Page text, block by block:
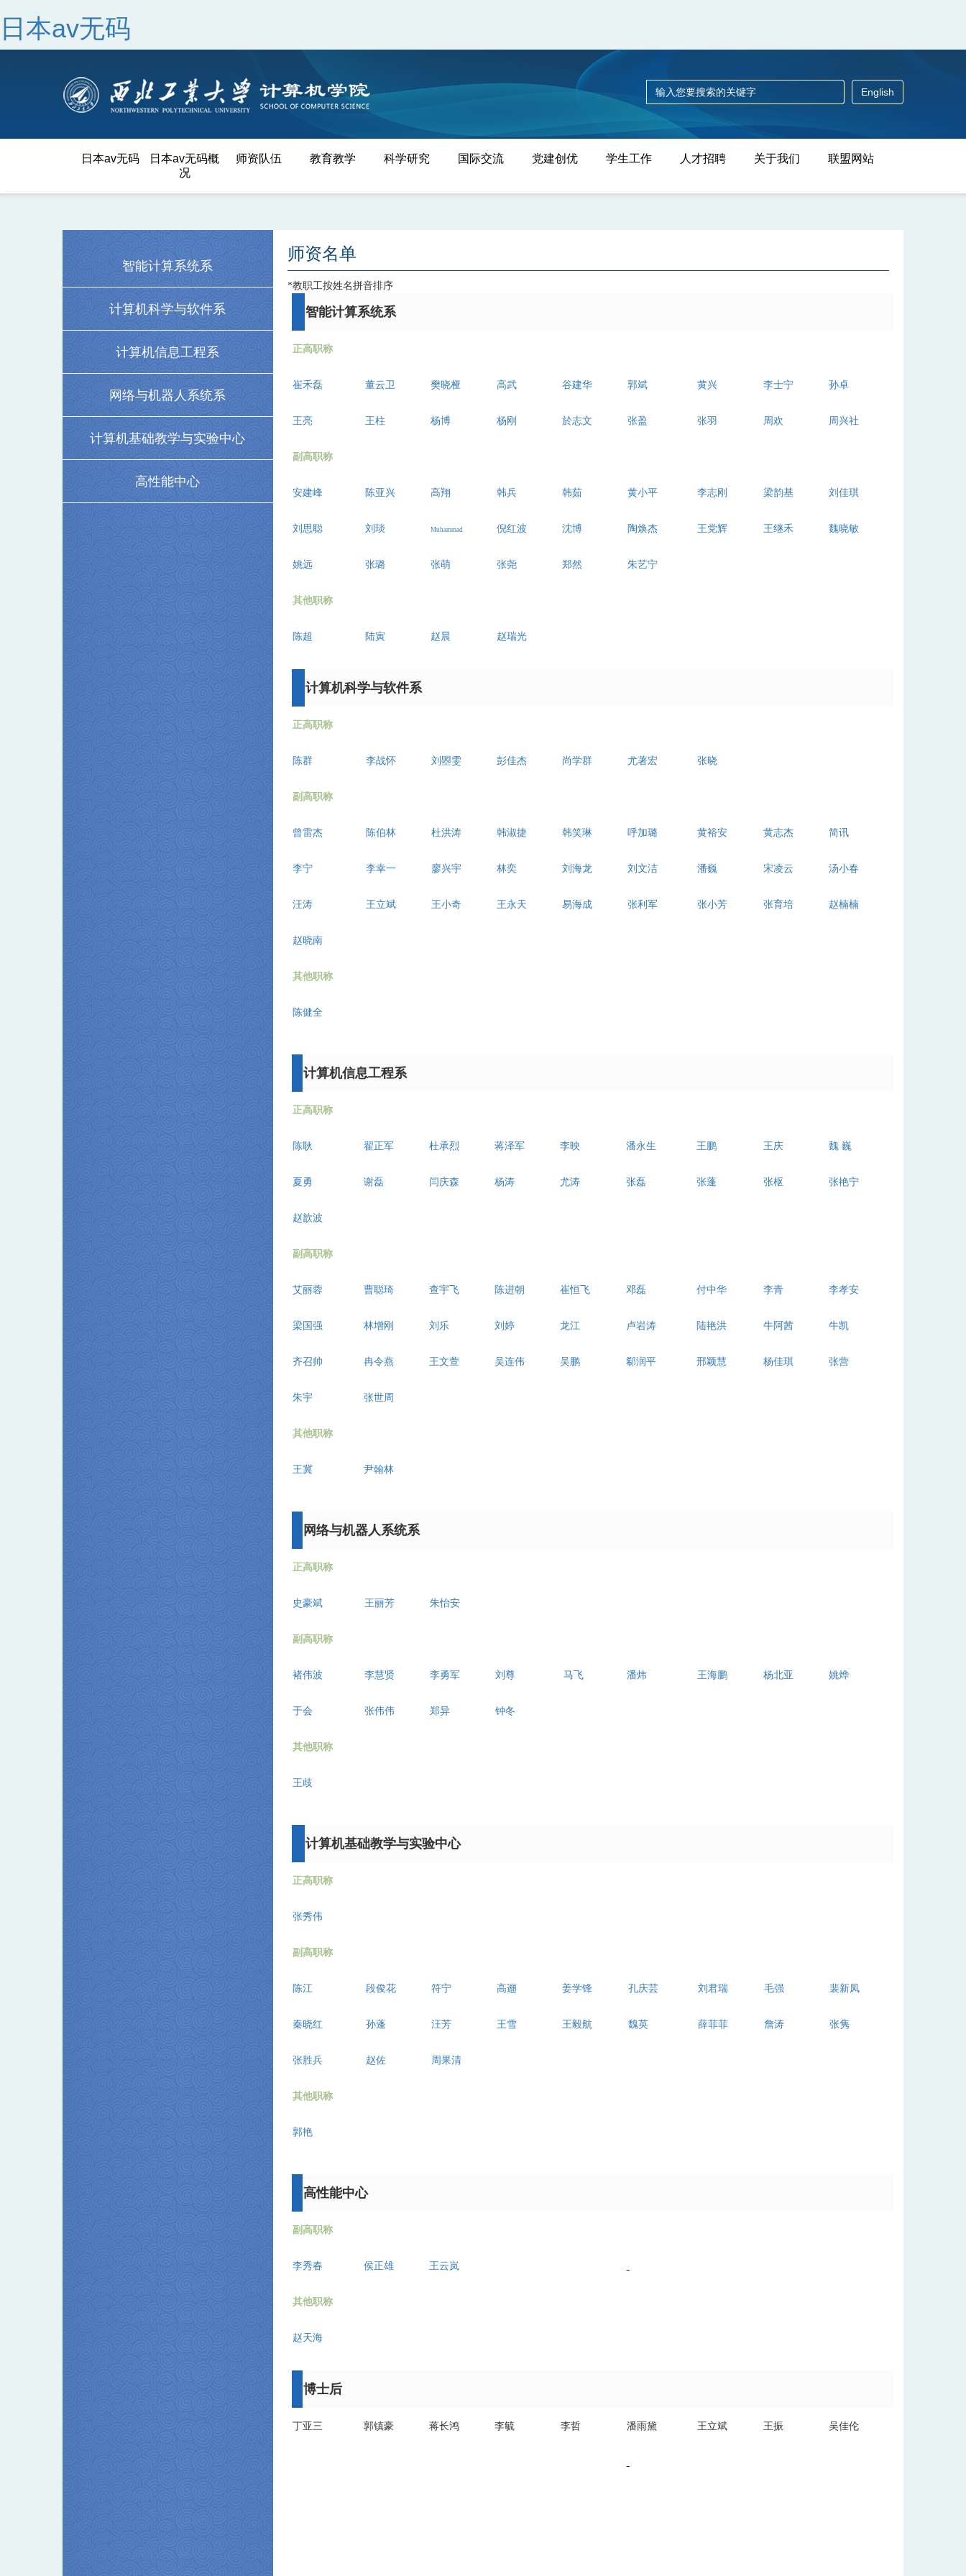
日本av无码
English
日本av无码
日本av无码概
况
师资队伍 教育教学 科学研究 国际交流 党建创优 学生工作 人才招聘 关于我们 联盟网站
智能计算系统系
计算机科学与软件系
计算机信息工程系
网络与机器人系统系
计算机基础教学与实验中心
高性能中心
师资名单
*教职工按姓名拼音排序
智能计算系统系
正高职称
崔禾磊 董云卫 樊晓桠 高武 谷建华 郭斌 黄兴 李士宁 孙卓
王亮 王柱 杨博 杨刚 於志文 张盈 张羽 周欢 周兴社
副高职称
安建峰 陈亚兴 高翔 韩兵 韩茹 黄小平 李志刚 梁韵基 刘佳琪
刘思聪 刘琰 Muhammad 倪红波 沈博 陶焕杰 王党辉 王继禾 魏晓敏
姚远 张璐 张萌 张尧 郑然 朱艺宁
其他职称
陈超 陆寅 赵晨 赵瑞光
计算机科学与软件系
正高职称
陈群 李战怀 刘曌雯 彭佳杰 尚学群 尤著宏 张晓
副高职称
曾雷杰 陈伯林 杜洪涛 韩淑捷 韩笑琳 呼加璐 黄裕安 黄志杰 简讯
李宁 李幸一 廖兴宇 林奕 刘海龙 刘文洁 潘巍 宋凌云 汤小春
汪涛 王立斌 王小奇 王永天 易海成 张利军 张小芳 张育培 赵楠楠
赵晓南
其他职称
陈健全
计算机信息工程系
正高职称
陈耿 翟正军 杜承烈 蒋泽军 李映 潘永生 王鹏 王庆 魏 巍
夏勇 谢磊 闫庆森 杨涛 尤涛 张磊 张蓬 张枢 张艳宁
赵歆波
副高职称
艾丽蓉 曹聪琦 查宇飞 陈进朝 崔恒飞 邓磊 付中华 李青 李孝安
梁国强 林增刚 刘乐 刘婷 龙江 卢岩涛 陆艳洪 牛阿茜 牛凯
齐召帅 冉令燕 王文萱 吴连伟 吴鹏 郗润平 邢颖慧 杨佳琪 张营
朱宇 张世周
其他职称
王冀 尹翰林
网络与机器人系统系
正高职称
史豪斌 王丽芳 朱怡安
副高职称
褚伟波 李慧贤 李勇军 刘尊 马飞 潘炜 王海鹏 杨北亚 姚烨
于会 张伟伟 郑异 钟冬
其他职称
王歧
计算机基础教学与实验中心
正高职称
张秀伟
副高职称
陈江 段俊花 符宁 高逦 姜学锋 孔庆芸 刘君瑞 毛强 裴新凤
秦晓红 孙蓬 汪芳 王雪 王毅航 魏英 薛菲菲 詹涛 张隽
张胜兵 赵佐 周果清
其他职称
郭艳
高性能中心
副高职称
李秀春 侯正雄 王云岚
其他职称
赵天海
博士后
丁亚三 郭镇豪 蒋长鸿 李毓 李哲 潘雨黛 王立斌 王振 吴佳伦